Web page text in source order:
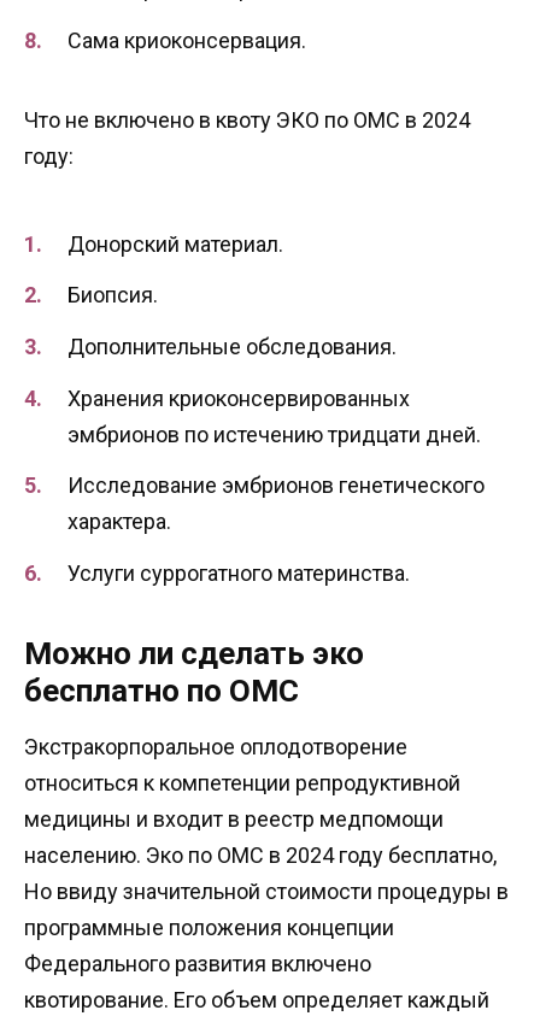
Сама криоконсервация.
Что не включено в квоту ЭКО по ОМС в 2024
году:
Донорский материал.
Биопсия.
Дополнительные обследования.
Хранения криоконсервированных
эмбрионов по истечению тридцати дней.
Исследование эмбрионов генетического
характера.
Услуги суррогатного материнства.
Можно ли сделать эко
бесплатно по ОМС
Экстракорпоральное оплодотворение
относиться к компетенции репродуктивной
медицины и входит в реестр медпомощи
населению. Эко по ОМС в 2024 году бесплатно,
Но ввиду значительной стоимости процедуры в
программные положения концепции
Федерального развития включено
квотирование. Его объем определяет каждый